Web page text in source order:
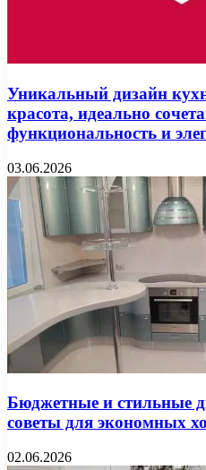
Уникальный дизайн
красота, идеально
функциональность и
03.06.2026
Бюджетные и стильные
советы для экономных
02.06.2026